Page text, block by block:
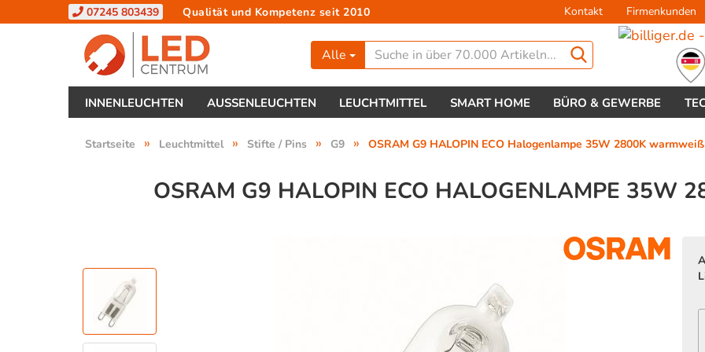
07245 803439 Qualität und Kompetenz seit 2010 Kontakt Firmenkunden
Lieferland
Alle
INNENLEUCHTEN AUSSENLEUCHTEN LEUCHTMITTEL SMART HOME BÜRO & GEWERBE
Startseite » Leuchtmittel » Stifte / Pins » G9 » OSRAM G9 HALOPIN ECO Halogenlampe 35W 2800K warmweiß
OSRAM G9 HALOPIN ECO HALOGENLAMPE 35W